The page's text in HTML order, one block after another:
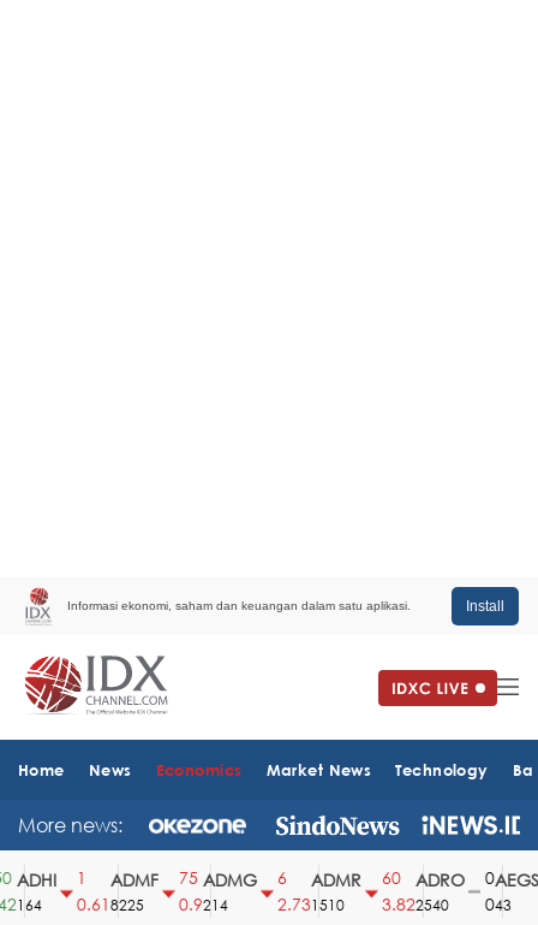
Informasi ekonomi, saham dan keuangan dalam satu aplikasi. Install
Home News Economics Market News Technology
More news:
ADHI
164
0.61
ADMF
8225
75
0.9
ADMG
214
2.73
ADMR
1510
60
3.82
ADRO
2540
AEGS
43